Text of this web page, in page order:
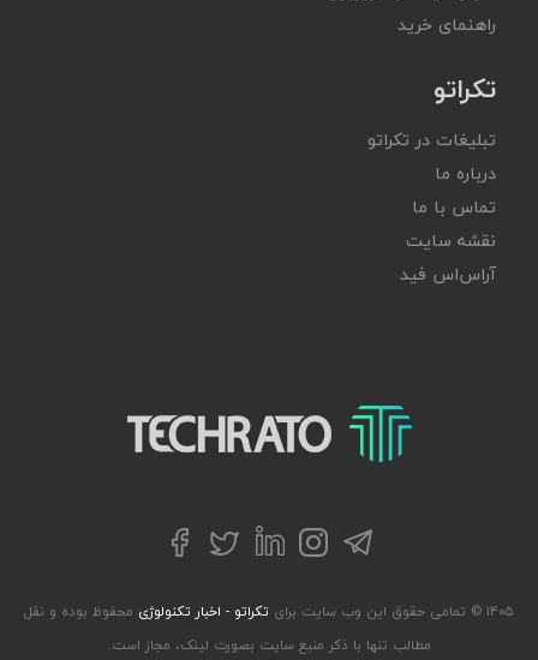
راهنمای خرید
تکراتو
تبلیغات در تکراتو
درباره ما
تماس با ما
نقشه سایت
آر‌اس‌اس فید
تکراتو – زندگی با تکنولوژی
تلگراماینستاگرام
لینکداینتوییترفیسبوک
۱۴۰۵ © تمامی حقوق این وب سایت برای تکراتو - اخبار تکنولوژی محفوظ بوده و نقل
مطالب تنها با ذکر منبع سایت بصورت لینک، مجاز است.